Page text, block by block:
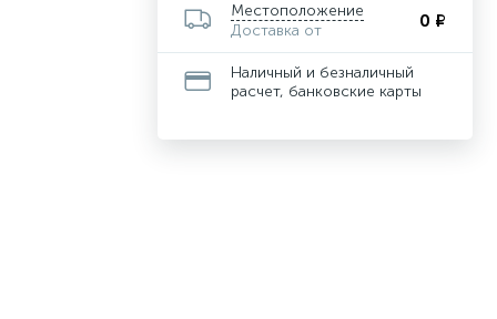
Местоположение
Доставка от
0 ₽
Наличный и безналичный
расчет, банковские карты